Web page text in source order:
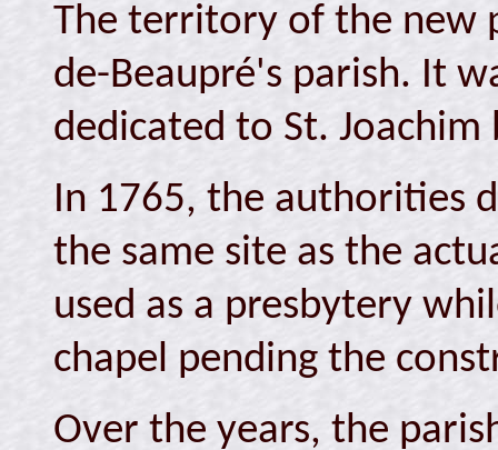
The territory of the new
de-Beaupré's parish. It
dedicated to St. Joachim
In 1765, the authorities
the same site as the
used as a presbytery
chapel pending the
Over the years, the